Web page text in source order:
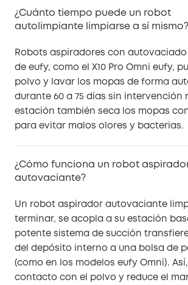
¿Cuánto tiempo puede un robot
autolimpiante limpiarse a sí mismo?
Robots aspiradores con
de eufy, como el X10 Pro Omni eufy,
polvo y lavar los mopas de forma
durante 60 a 75 días sin intervención
estación también seca los mopas
para evitar malos olores y bacterias.
¿Cómo funciona un robot
autovaciante?
Un robot aspirador autovaciante
terminar, se acopla a su estación
potente sistema de succión
del depósito interno a una bolsa de
(como en los modelos eufy Omni).
contacto con el polvo y reduce el